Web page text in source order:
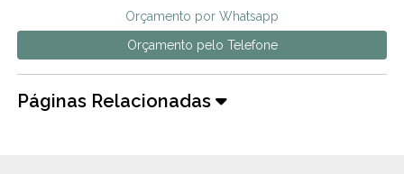
Orçamento por Whatsapp
Orçamento pelo Telefone
Páginas Relacionadas